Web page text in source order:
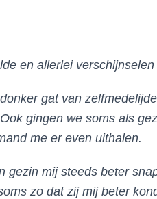
en allerlei
gat van
gingen we soms als
me er even uithalen.
gezin mij steeds beter
zo dat zij mij beter